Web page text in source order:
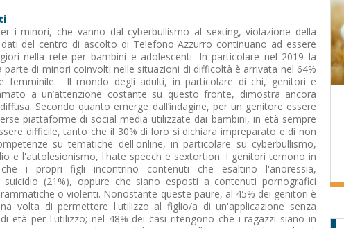
i minori, che vanno dal cyberbullismo al sexting, violazione della
del centro di ascolto di Telefono Azzurro continuano ad essere
nella rete per bambini e adolescenti. In particolare nel 2019 la
parte di minori coinvolti nelle situazioni di difficoltà è arrivata nel 64%
femminile. Il mondo degli adulti, in particolare di chi, genitori e
a un’attenzione costante su questo fronte, dimostra ancora
Secondo quanto emerge dall’indagine, per un genitore essere
piattaforme di social media utilizzate dai bambini, in età sempre
difficile, tanto che il 30% di loro si dichiara impreparato e di non
su tematiche dell'online, in particolare su cyberbullismo,
e l'autolesionismo, l'hate speech e sextortion. I genitori temono in
i propri figli incontrino contenuti che esaltino l'anoressia,
suicidio (21%), oppure che siano esposti a contenuti pornografici
o violenti. Nonostante queste paure, al 45% dei genitori è
volta di permettere l'utilizzo al figlio/a di un'applicazione senza
età per l'utilizzo; nel 48% dei casi ritengono che i ragazzi siano in